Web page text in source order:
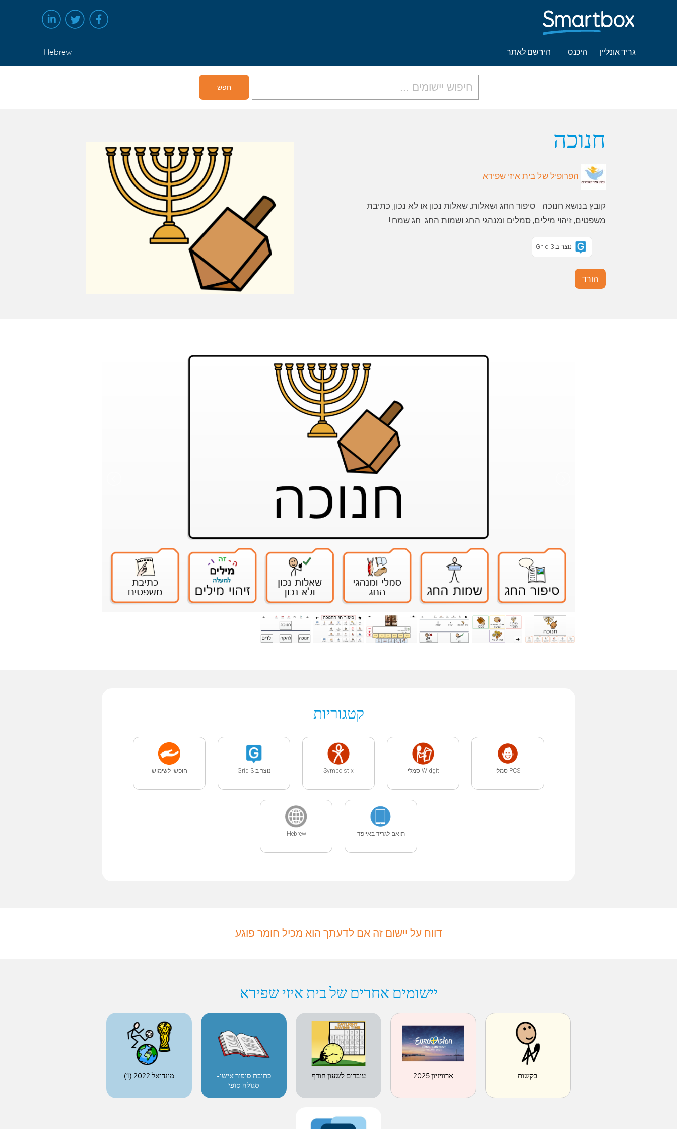
גריד אונליין היכנס הירשם לאתר Hebrew
חנוכה
הפרופיל של בית איזי שפירא
קובץ בנושא חנוכה - סיפור החג ושאלות, שאלות נכון או לא נכון, כתיבת
משפטים, זיהוי מילים, סמלים ומנהגי החג ושמות החג. חג שמח!!!
נוצר ב Grid 3
הורד
קטגוריות
PCS סמלי Widgit סמלי Symbolstix נוצר ב Grid 3 חופשי לשימוש
תואם לגריד באייפד Hebrew
דווח על יישום זה אם לדעתך הוא מכיל חומר פוגע
יישומים אחרים של בית איזי שפירא
בקשות ארוויזיון 2025 עוברים לשעון חורף
כתיבת סיפור אישי-
סגולה סופי
מונדיאל 2022 (1)